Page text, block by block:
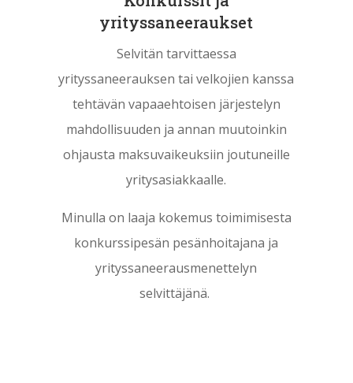
yrityssaneeraukset
Selvitän tarvittaessa
yrityssaneerauksen tai velkojien kanssa
tehtävän vapaaehtoisen järjestelyn
mahdollisuuden ja annan muutoinkin
ohjausta maksuvaikeuksiin joutuneille
yritysasiakkaalle.
Minulla on laaja kokemus toimimisesta
konkurssipesän pesänhoitajana ja
yrityssaneerausmenettelyn
selvittäjänä.